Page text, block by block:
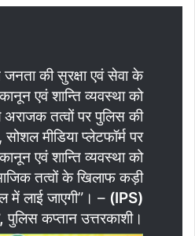
जनता की सुरक्षा एवं सेवा के
एवं शान्ति व्यवस्था को
अराजक तत्वों पर पुलिस की
मीडिया प्लेटफॉर्म पर
एवं शान्ति व्यवस्था को
तत्वों के खिलाफ कड़ी
में लाई जाएगी”। – (IPS)
पुलिस कप्तान उत्तरकाशी।